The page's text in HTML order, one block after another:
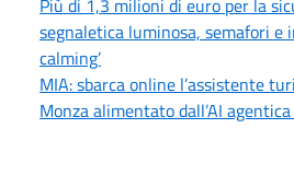
Più di 1,3 milioni di euro per la
segnaletica luminosa, semafori
calming’
MIA: sbarca online l’assistente
Monza alimentato dall’AI